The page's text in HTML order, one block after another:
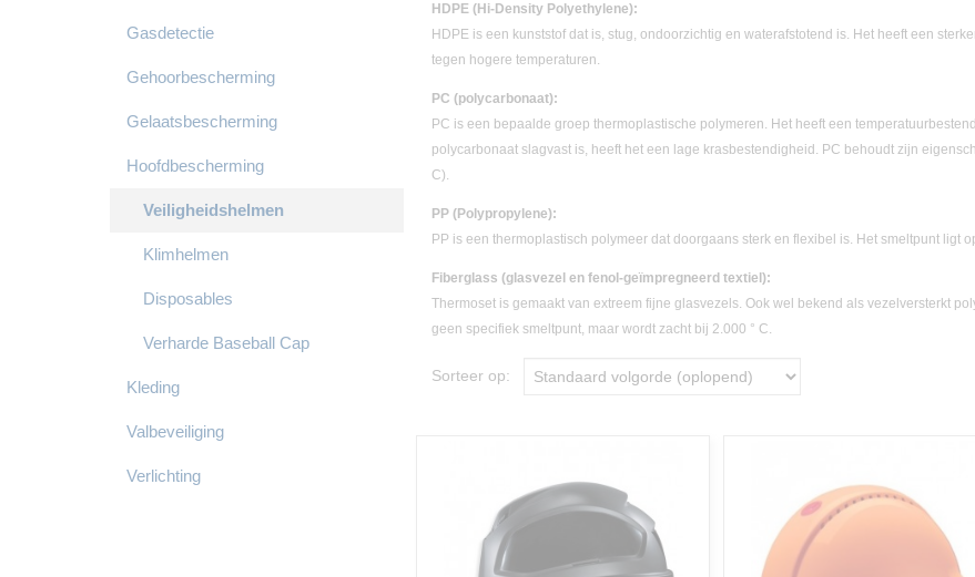
Gasdetectie
Gehoorbescherming
Gelaatsbescherming
Hoofdbescherming
Veiligheidshelmen
Klimhelmen
Disposables
Verharde Baseball Cap
Kleding
Valbeveiliging
Verlichting
HDPE (Hi-Density Polyethylene):
HDPE is een kunststof dat is, stug, ondoorzichtig en waterafstotend is. Het heeft een
tegen hogere temperaturen.
PC (polycarbonaat):
PC is een bepaalde groep thermoplastische polymeren. Het heeft een
polycarbonaat slagvast is, heeft het een lage krasbestendigheid. PC behoudt zijn
C).
PP (Polypropylene):
PP is een thermoplastisch polymeer dat doorgaans sterk en flexibel is. Het smeltpunt ligt
Fiberglass (glasvezel en fenol-geïmpregneerd textiel):
Thermoset is gemaakt van extreem fijne glasvezels. Ook wel bekend als vezelversterkt
geen specifiek smeltpunt, maar wordt zacht bij 2.000 ° C.
Sorteer op: